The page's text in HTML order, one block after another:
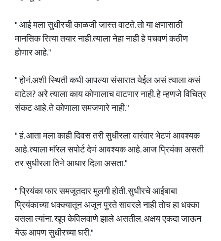
" आई मला सुधीरची काळजी जास्त वाटते. तो या क्षणासाठी
मानसिक रित्या तयार नाही.‌त्याला नेहा नाही हे पचवणं कठीण
होणार आहे."
" होनं.अशी स्थिती कधी आपल्या संसारात येईल असं त्याला कसं
वाटेल? अरे त्याला काय कोणालाच वाटणार नाही. हे म्हणजे विचित्र
संकट आहे. ते कोणाला समजणारे नाही."
" हं. आता मला काही दिवस तरी सुधीरला वारंवार भेटणं आवश्यक
आहे. त्याला माॅरल सपोर्ट देणं आवश्यक आहे. आज प्रियंका असती
तर सुधीरला तिने आधार दिला असता."
" प्रियंका फार समजूतदार मुलगी होती. सुधीरचे आईबाबा
प्रियंकाच्या धक्क्यातून अजून पुरते सावरले नाही तोच हा धक्का
बसला त्यांना. खूप केविलवाणे झाले असतील. अक्षय एकदा जाऊन
येऊ आपण सुधीरच्या घरी."